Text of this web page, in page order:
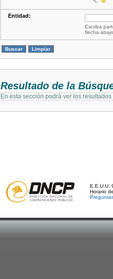
Entidad:
Escriba
flecha
Resultado de la
En esta sección podrá ver los
E.E.U.U.
Horario